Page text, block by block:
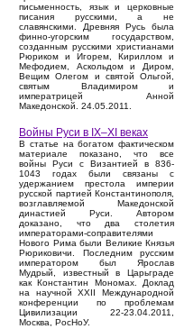
письменность, язык и церковные
писания русскими, а не
славянскими. Древняя Русь была
финно-угорским государством,
созданным русскими христианами
Рюриком и Игорем, Кириллом и
Мефодием, Аскольдом и Диром,
Вещим Олегом и святой Ольгой,
святым Владимиром и
императрицей Анной
Македонской. 24.05.2011.
Войны Руси в IX–XI веках
В статье на богатом фактическом
материале показано, что все
войны Руси с Византией в 836-
1043 годах были связаны с
удержанием престола империи
русской партией Константинополя,
возглавляемой Македонской
династией Руси. Автором
доказано, что два столетия
императорами-соправителями
Нового Рима были Великие Князья
Рюриковичи. Последним русским
императором был Ярослав
Мудрый, известный в Царьграде
как Константин Мономах. Доклад
на научной XXII Международной
конференции по проблемам
Цивилизации 22-23.04.2011,
Москва, РосНоУ.